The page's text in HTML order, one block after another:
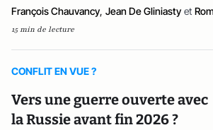
François Chauvancy, Jean De Gliniasty et
15 min de lecture
CONFLIT EN VUE ?
Vers une guerre ouverte avec
la Russie avant fin 2026 ?